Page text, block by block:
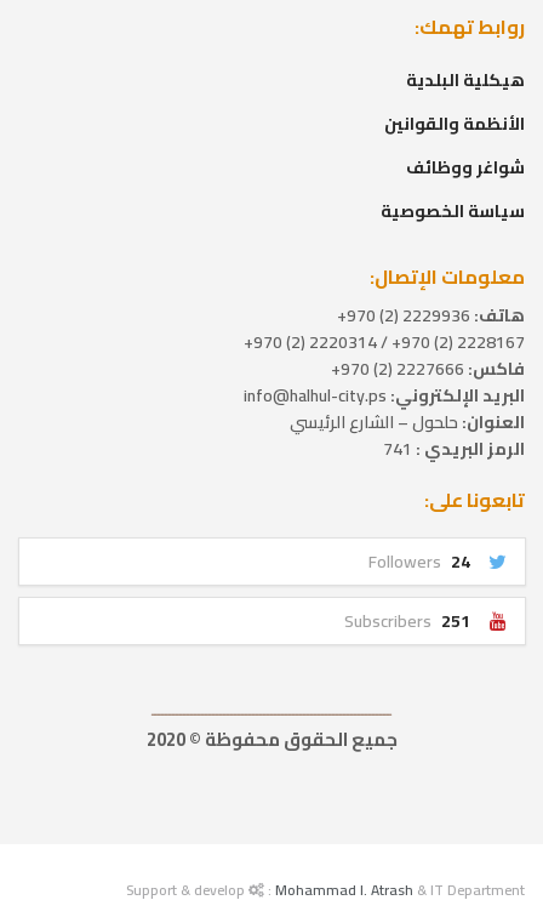
روابط تهمك:
هيكلية البلدية
الأنظمة والقوانين
شواغر ووظائف
سياسة الخصوصية
معلومات الإتصال:
هاتف:
2228167 (2) 970+ / 2220314 (2) 970+
فاكس:
البريد الإلكتروني:
العنوان:حلحول – الشارع الرئيسي
الرمز البريدي :
تابعونا على:
24
Followers
251
Subscribers
ــــــــــــــــــــــــــــــــــــــــــــــــــــــــــــــــــ
جميع الحقوق محفوظة © 2020
Support & develop :Mohammad I. Atrash & IT Department